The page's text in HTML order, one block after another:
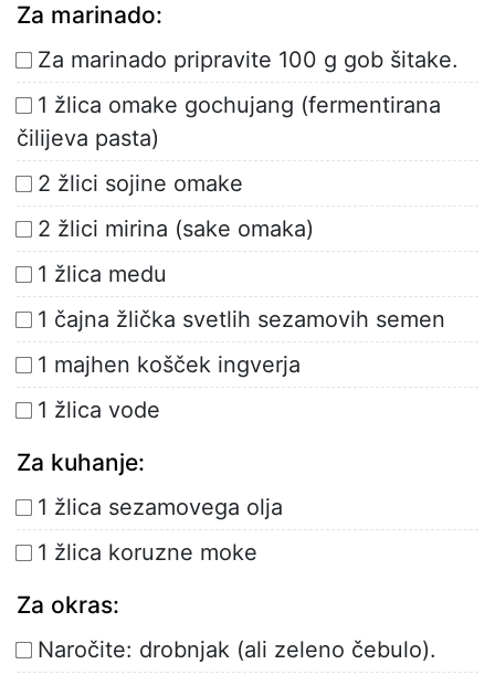
Za marinado:
Za marinado pripravite 100 g gob šitake.
1 žlica omake gochujang (fermentirana
čilijeva pasta)
2 žlici sojine omake
2 žlici mirina (sake omaka)
1 žlica medu
1 čajna žlička svetlih sezamovih semen
1 majhen košček ingverja
1 žlica vode
Za kuhanje:
1 žlica sezamovega olja
1 žlica koruzne moke
Za okras:
Naročite: drobnjak (ali zeleno čebulo).